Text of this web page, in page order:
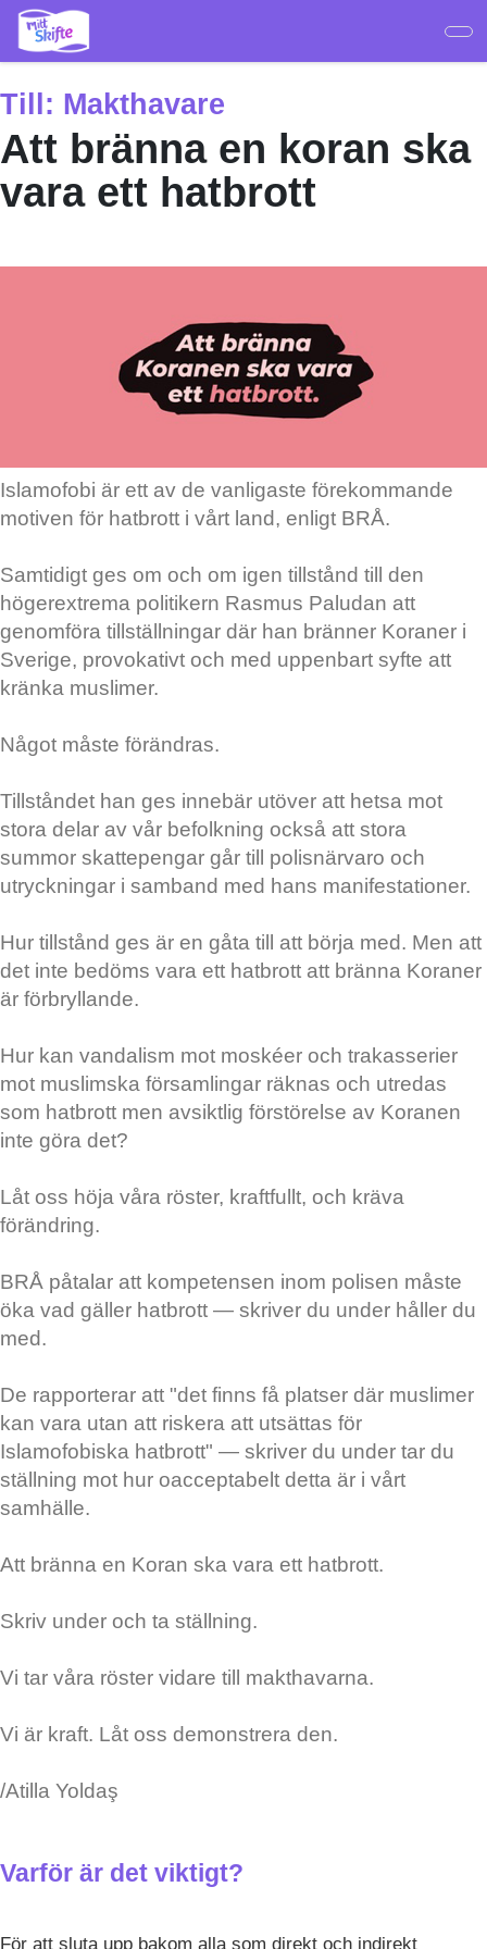
Hoppa
huvudinnehåll
Till: Makthavare
Att bränna en koran ska
vara ett hatbrott
Islamofobi är ett av de vanligaste förekommande
motiven för hatbrott i vårt land, enligt BRÅ.
Samtidigt ges om och om igen tillstånd till den
högerextrema politikern Rasmus Paludan att
genomföra tillställningar där han bränner Koraner i
Sverige, provokativt och med uppenbart syfte att
kränka muslimer.
Något måste förändras.
Tillståndet han ges innebär utöver att hetsa mot
stora delar av vår befolkning också att stora
summor skattepengar går till polisnärvaro och
utryckningar i samband med hans manifestationer.
Hur tillstånd ges är en gåta till att börja med. Men att
det inte bedöms vara ett hatbrott att bränna Koraner
är förbryllande.
Hur kan vandalism mot moskéer och trakasserier
mot muslimska församlingar räknas och utredas
som hatbrott men avsiktlig förstörelse av Koranen
inte göra det?
Låt oss höja våra röster, kraftfullt, och kräva
förändring.
BRÅ påtalar att kompetensen inom polisen måste
öka vad gäller hatbrott — skriver du under håller du
med.
De rapporterar att "det finns få platser där muslimer
kan vara utan att riskera att utsättas för
Islamofobiska hatbrott" — skriver du under tar du
ställning mot hur oacceptabelt detta är i vårt
samhälle.
Att bränna en Koran ska vara ett hatbrott.
Skriv under och ta ställning.
Vi tar våra röster vidare till makthavarna.
Vi är kraft. Låt oss demonstrera den.
/Atilla Yoldaş
Varför är det viktigt?
För att sluta upp bakom alla som direkt och indirekt